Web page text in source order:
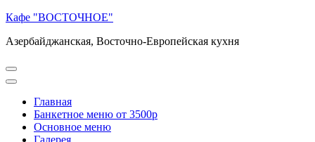
Перейти
содержимому
Enter)
Кафе "ВОСТОЧНОЕ"
Азербайджанская, Восточно-Европейская кухня
Главная
Банкетное меню от 3500р
Основное меню
Галерея